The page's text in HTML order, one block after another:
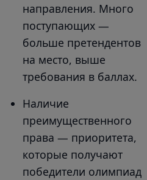
направления. Много
поступающих —
больше претендентов
на место, выше
требования в баллах.
Наличие
преимущественного
права — приоритета,
которые получают
победители олимпиад